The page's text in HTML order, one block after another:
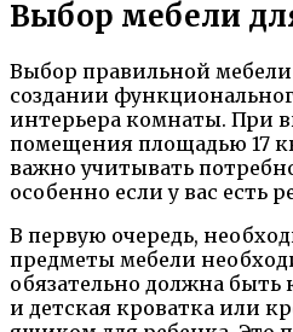
Выбор мебели
Выбор правильной
создании
интерьера комнаты. При
помещения площадью 17
важно учитывать
особенно если у вас есть
В первую очередь,
предметы мебели
обязательно должна быть
и детская кроватка или